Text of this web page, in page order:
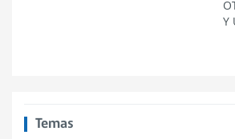
Y
Temas